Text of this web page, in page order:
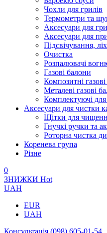
Чохли для грилів
Термометри та
Аксесуари для
Аксесуари для
Підсвічування,
Очистка
Розпалювачі
Газові балони
Композитні
Металеві газові
Комплектуючі для
Аксесуари для чистки
Щітки для
Гнучкі ручки та
Роторна чистка
Коренева група
Різне
0
ЗНИЖКИ Hot
UAH
EUR
UAH
Консультація (098) 605-01-54